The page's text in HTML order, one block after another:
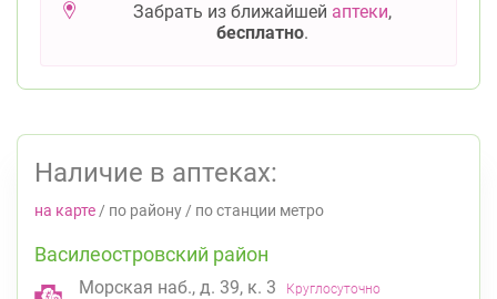
Забрать из ближайшей аптеки,
бесплатно.
Наличие в аптеках:
на карте / по району / по станции метро
Василеостровский район
Морская наб., д. 39, к. 3 Круглосуточно